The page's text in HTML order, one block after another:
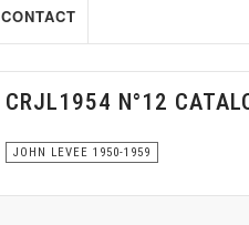
CONTACT
CRJL1954 N°12
JOHN LEVEE 1950-1959